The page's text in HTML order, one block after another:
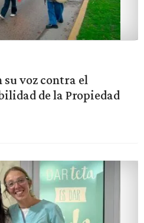
su voz contra el
de la Propiedad